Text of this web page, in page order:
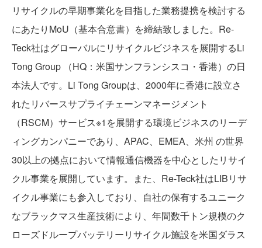
NEWS
リサイクルの早期事業化を目指した業務提携を検討する
にあたりMoU（基本合意書）を締結致しました。Re-
Teck社はグローバルにリサイクルビジネスを展開するLi
Tong Group （HQ：米国サンフランシスコ・香港）の日
本法人です。Li Tong Groupは、2000年に香港に設立さ
れたリバースサプライチェーンマネージメント
（RSCM）サービス※1を展開する環境ビジネスのリーデ
ィングカンパニーであり、APAC、EMEA、米州 の世界
30以上の拠点において情報通信機器を中心としたリサイ
クル事業を展開しています。また、Re-Teck社はLIBリサ
イクル事業にも参入しており、自社の保有するユニーク
なブラックマス生産技術により、年間数千トン規模のク
ローズドループバッテリーリサイクル施設を米国ダラス